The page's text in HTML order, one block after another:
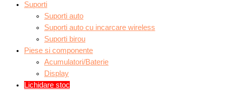
Suporti
Suporti auto
Suporti auto cu incarcare wireless
Suporti birou
Piese si componente
Acumulatori/Baterie
Display
Lichidare stoc